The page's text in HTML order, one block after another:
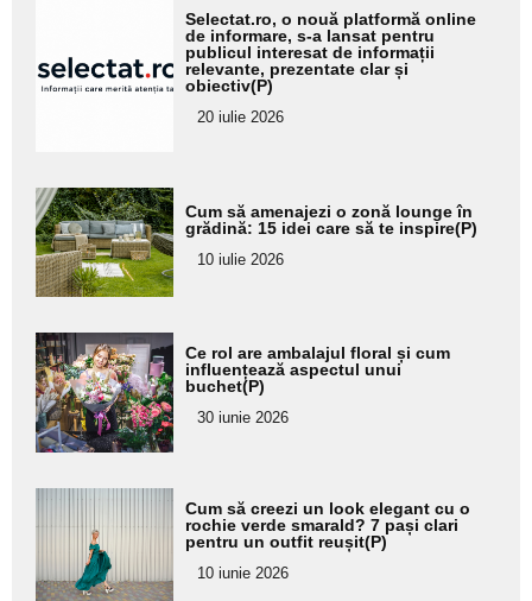
pentru
subtitlu
Selectat.ro, o nouă platformă online
de informare, s-a lansat pentru
publicul interesat de informații
relevante, prezentate clar și
obiectiv(P)
20 iulie 2026
Adaugă
aici textul
pentru
subtitlu
Cum să amenajezi o zonă lounge în
grădină: 15 idei care să te inspire(P)
10 iulie 2026
Adaugă
aici textul
pentru
subtitlu
Ce rol are ambalajul floral și cum
influențează aspectul unui
buchet(P)
30 iunie 2026
Adaugă
aici textul
pentru
subtitlu
Cum să creezi un look elegant cu o
rochie verde smarald? 7 pași clari
pentru un outfit reușit(P)
10 iunie 2026